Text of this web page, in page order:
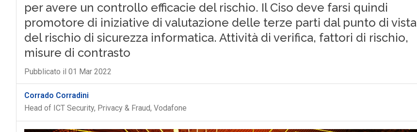
per avere un controllo efficacie del rischio. Il Ciso deve farsi quindi
promotore di iniziative di valutazione delle terze parti dal punto di vista
del rischio di sicurezza informatica. Attività di verifica, fattori di rischio,
misure di contrasto
Pubblicato il 01 Mar 2022
Corrado Corradini
Head of ICT Security, Privacy & Fraud, Vodafone